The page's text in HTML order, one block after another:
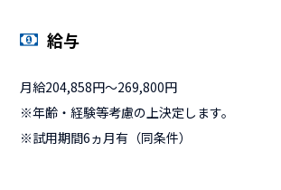
給与
月給204,858円〜269,800円
※年齢・経験等考慮の上決定します。
※試用期間6ヵ月有（同条件）